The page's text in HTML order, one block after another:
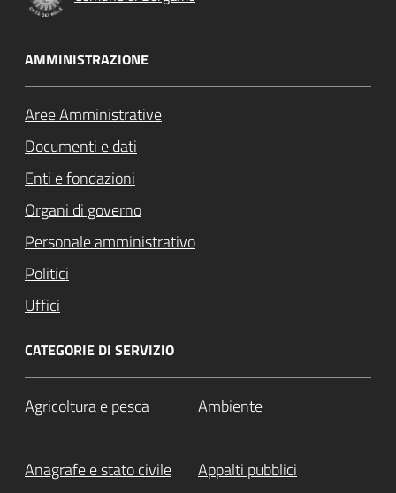
AMMINISTRAZIONE
Aree Amministrative
Documenti e dati
Enti e fondazioni
Organi di governo
Personale amministrativo
Politici
Uffici
CATEGORIE DI SERVIZIO
Agricoltura e pesca Ambiente
Anagrafe e stato civile Appalti pubblici